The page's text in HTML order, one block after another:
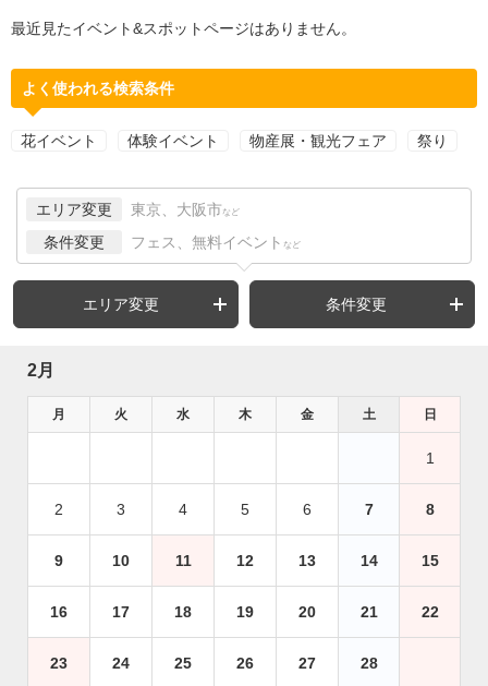
最近見たイベント&スポットページはありません。
よく使われる検索条件
花イベント 体験イベント 物産展・観光フェア 祭り
エリア変更 東京、大阪市 など
条件変更 フェス、無料イベント など
エリア変更 条件変更
2月
月 火 水 木 金 土 日
1
2 3 4 5 6 7 8
9 10 11 12 13 14 15
16 17 18 19 20 21 22
23 24 25 26 27 28